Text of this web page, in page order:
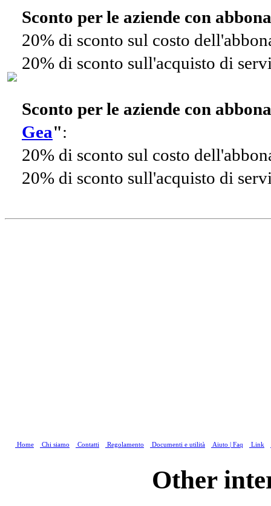
Sconto per le aziende con
20% di sconto sul costo
20% di sconto sull'acquisto di
Sconto per le aziende con
Gea":
20% di sconto sul costo
20% di sconto sull'acquisto di
Home Chi siamo Contatti Regolamento Documenti e utilità Aiuto | Faq Link
Other